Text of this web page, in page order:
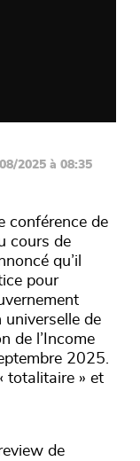
2025 à 08:35
conférence de
cours de
qu’il
pour
universelle de
de l’Income
2025.
totalitaire » et
de